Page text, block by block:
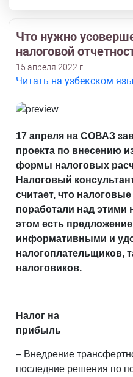
Что нужно
налоговой
15 апреля 2022 г.
Читать на узбекском
17 апреля на СОВАЗ
проекта по внесению
формы налоговых
Налоговый
считает, что
поработали над
этом есть
информативными и
налогоплательщиков,
налоговиков.
Налог на
прибыль
– Внедрение
последние решения по